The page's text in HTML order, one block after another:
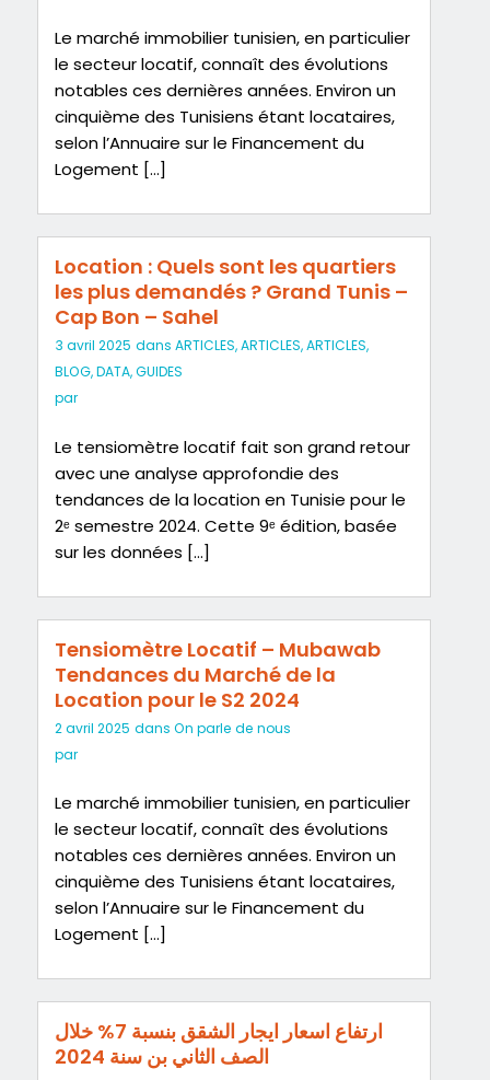
Le marché immobilier tunisien, en particulier
le secteur locatif, connaît des évolutions
notables ces dernières années. Environ un
cinquième des Tunisiens étant locataires,
selon l’Annuaire sur le Financement du
Logement […]
Location : Quels sont les quartiers
les plus demandés ? Grand Tunis –
Cap Bon – Sahel
3 avril 2025 dans ARTICLES,ARTICLES,ARTICLES,
BLOG,DATA,GUIDES
par
Le tensiomètre locatif fait son grand retour
avec une analyse approfondie des
tendances de la location en Tunisie pour le
2ᵉ semestre 2024. Cette 9ᵉ édition, basée
sur les données […]
Tensiomètre Locatif – Mubawab
Tendances du Marché de la
Location pour le S2 2024
2 avril 2025 dans On parle de nous
par
Le marché immobilier tunisien, en particulier
le secteur locatif, connaît des évolutions
notables ces dernières années. Environ un
cinquième des Tunisiens étant locataires,
selon l’Annuaire sur le Financement du
Logement […]
ارتفاع اسعار ايجار الشقق بنسبة 7% خلال
الصف الثاني بن سنة 2024